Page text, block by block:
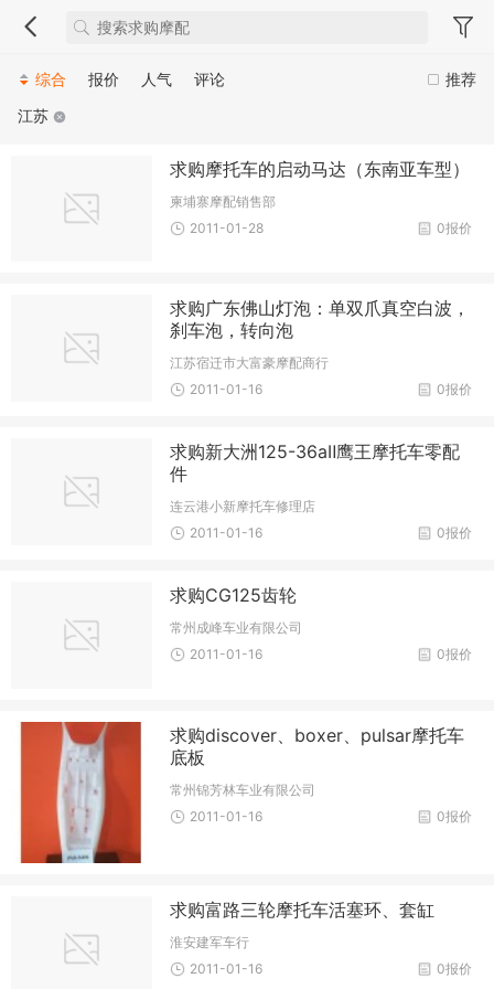
推荐
综合 报价 人气
评论
江苏
求购摩托车的启动马达（东南亚车型）
柬埔寨摩配销售部
0报价
2011-01-28
求购广东佛山灯泡：单双爪真空白波，
刹车泡，转向泡
江苏宿迁市大富豪摩配商行
0报价
2011-01-16
求购新大洲125-36aⅡ鹰王摩托车零配
件
连云港小新摩托车修理店
0报价
2011-01-16
求购CG125齿轮
常州成峰车业有限公司
0报价
2011-01-16
求购discover、boxer、pulsar摩托车
底板
常州锦芳林车业有限公司
0报价
2011-01-16
求购富路三轮摩托车活塞环、套缸
淮安建军车行
0报价
2011-01-16